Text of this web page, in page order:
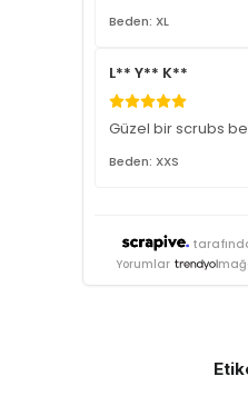
Beden: XL
L** Y** K**
Güzel bir scrubs
Beden: XXS
Yorumlar